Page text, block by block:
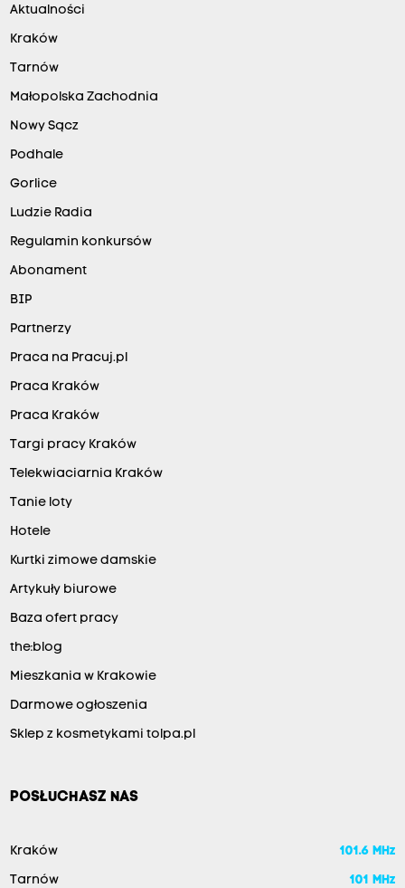
Aktualności
Kraków
Tarnów
Małopolska Zachodnia
Nowy Sącz
Podhale
Gorlice
Ludzie Radia
Regulamin konkursów
Abonament
BIP
Partnerzy
Praca na Pracuj.pl
Praca Kraków
Praca Kraków
Targi pracy Kraków
Telekwiaciarnia Kraków
Tanie loty
Hotele
Kurtki zimowe damskie
Artykuły biurowe
Baza ofert pracy
the:blog
Mieszkania w Krakowie
Darmowe ogłoszenia
Sklep z kosmetykami tolpa.pl
POSŁUCHASZ NAS
Kraków 101.6 MHz
Tarnów 101 MHz